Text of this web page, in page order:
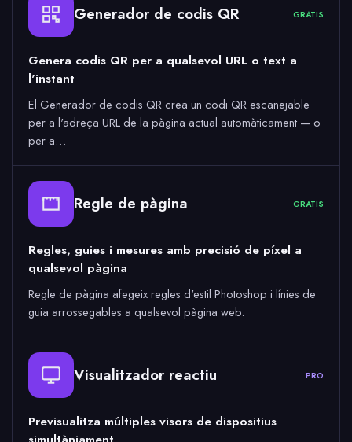
Generador de codis QR GRATIS
Genera codis QR per a qualsevol URL o text a
l'instant
El Generador de codis QR crea un codi QR escanejable
per a l'adreça URL de la pàgina actual automàticament — o
per a…
Regle de pàgina GRATIS
Regles, guies i mesures amb precisió de píxel a
qualsevol pàgina
Regle de pàgina afegeix regles d'estil Photoshop i línies de
guia arrossegables a qualsevol pàgina web.
Visualitzador reactiu PRO
Previsualitza múltiples visors de dispositius